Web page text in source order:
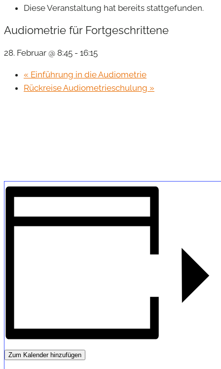
Diese Veranstaltung hat bereits stattgefunden.
Audiometrie für Fortgeschrittene
28. Februar @ 8:45 - 16:15
« Einführung in die Audiometrie
Rückreise Audiometrieschulung »
Zum Kalender hinzufügen